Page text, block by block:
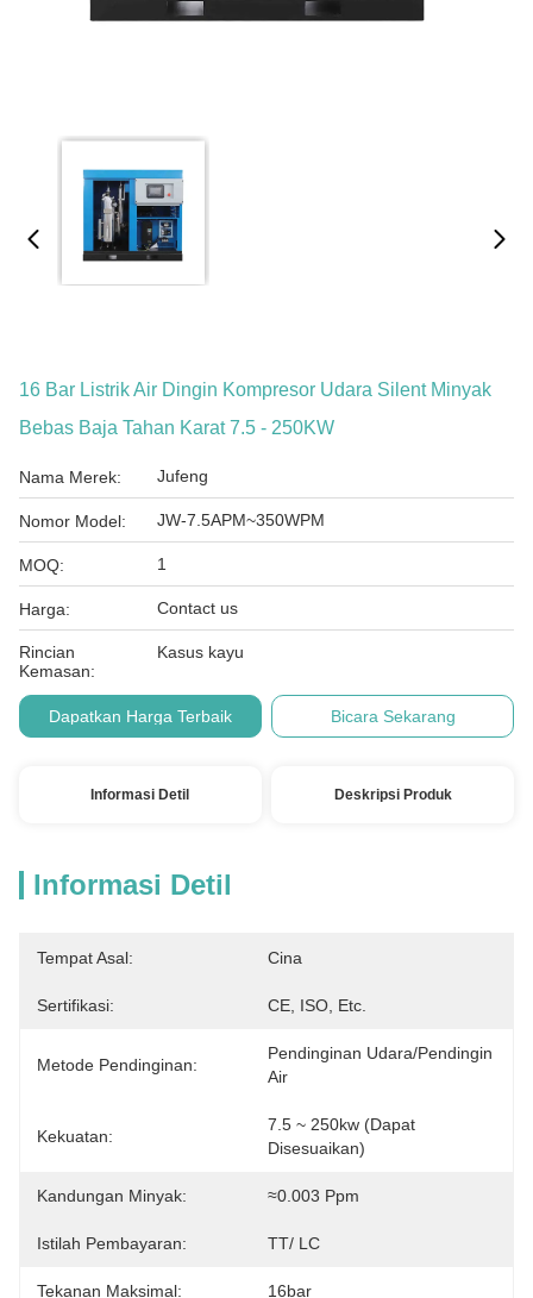
16 Bar Listrik Air Dingin Kompresor Udara Silent Minyak
Bebas Baja Tahan Karat 7.5 - 250KW
Nama Merek: Jufeng
Nomor Model: JW-7.5APM~350WPM
MOQ: 1
Harga: Contact us
Rincian
Kemasan:
Kasus kayu
Dapatkan Harga Terbaik Bicara Sekarang
Informasi Detil Deskripsi Produk
Informasi Detil
Tempat Asal: Cina
Sertifikasi: CE, ISO, Etc.
Metode Pendinginan:
Pendinginan Udara/pendingin
Air
Kekuatan:
7.5 ~ 250kw (dapat
Disesuaikan)
Kandungan Minyak: ≈0.003 Ppm
Istilah Pembayaran: TT/ LC
Tekanan Maksimal: 16bar